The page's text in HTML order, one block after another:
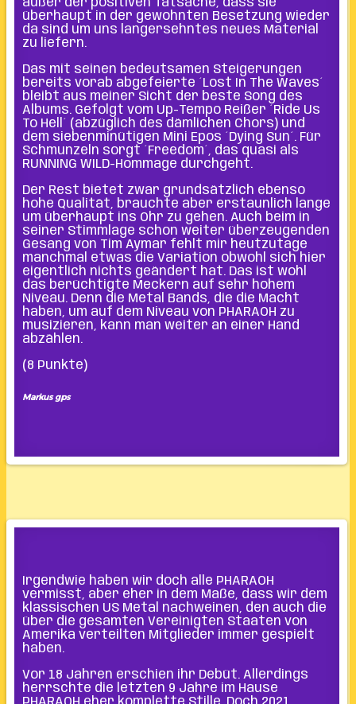
überhaupt in der gewohnten Besetzung wieder
da sind um uns langersehntes neues Material
zu liefern.
Das mit seinen bedeutsamen Steigerungen
bereits vorab abgefeierte ´Lost In The Waves´
bleibt aus meiner Sicht der beste Song des
Albums. Gefolgt vom Up-Tempo Reißer ´Ride Us
To Hell´ (abzüglich des dämlichen Chors) und
dem siebenminütigen Mini Epos ´Dying Sun´. Für
Schmunzeln sorgt ´Freedom´, das quasi als
RUNNING WILD-Hommage durchgeht.
Der Rest bietet zwar grundsätzlich ebenso
hohe Qualität, brauchte aber erstaunlich lange
um überhaupt ins Ohr zu gehen. Auch beim in
seiner Stimmlage schon weiter überzeugenden
Gesang von Tim Aymar fehlt mir heutzutage
manchmal etwas die Variation obwohl sich hier
eigentlich nichts geändert hat. Das ist wohl
das berüchtigte Meckern auf sehr hohem
Niveau. Denn die Metal Bands, die die Macht
haben, um auf dem Niveau von PHARAOH zu
musizieren, kann man weiter an einer Hand
abzählen.
(8 Punkte)
Markus gps
Irgendwie haben wir doch alle PHARAOH
vermisst, aber eher in dem Maße, dass wir dem
klassischen US Metal nachweinen, den auch die
über die gesamten Vereinigten Staaten von
Amerika verteilten Mitglieder immer gespielt
haben.
Vor 18 Jahren erschien ihr Debüt. Allerdings
herrschte die letzten 9 Jahre im Hause